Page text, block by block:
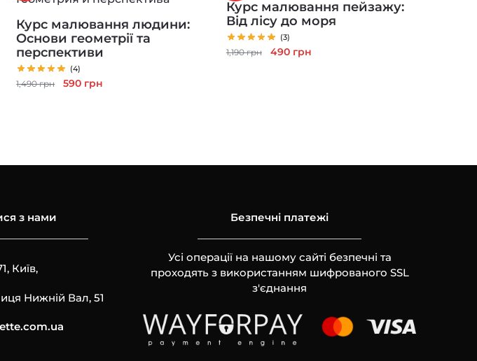
Курс малювання людини:
Основи геометрії та
перспективи
(4)
1,490грн
Оригінальна
590 грн
Курс малювання пейзажу:
Від лісу до моря
(3)
1,190грн
Оригінальна
490 грнПоточна
з нами
Київ,
Нижній Вал, 51
Безпечні платежі
Усі операції на нашому сайті безпечні та
проходять з використанням шифрованого SSL
з'єднання